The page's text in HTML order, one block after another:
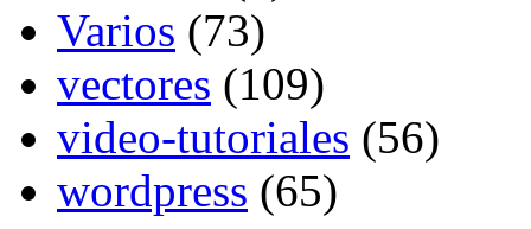
Varios (73)
vectores (109)
video-tutoriales (56)
wordpress (65)